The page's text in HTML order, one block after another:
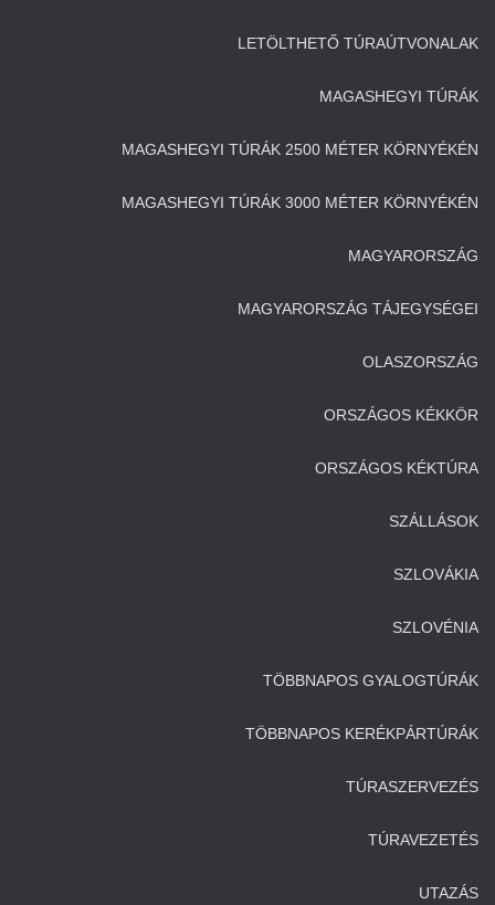
LETÖLTHETŐ TÚRAÚTVONALAK
MAGASHEGYI TÚRÁK
MAGASHEGYI TÚRÁK 2500 MÉTER KÖRNYÉKÉN
MAGASHEGYI TÚRÁK 3000 MÉTER KÖRNYÉKÉN
MAGYARORSZÁG
MAGYARORSZÁG TÁJEGYSÉGEI
OLASZORSZÁG
ORSZÁGOS KÉKKÖR
ORSZÁGOS KÉKTÚRA
SZÁLLÁSOK
SZLOVÁKIA
SZLOVÉNIA
TÖBBNAPOS GYALOGTÚRÁK
TÖBBNAPOS KERÉKPÁRTÚRÁK
TÚRASZERVEZÉS
TÚRAVEZETÉS
UTAZÁS